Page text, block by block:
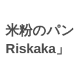
米粉のパ
Riskaka」